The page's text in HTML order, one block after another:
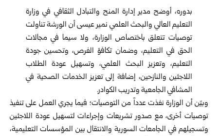
بدوره، أوضح مدير إدارة المنح والتبادل الثقافي في وزارة
التعليم العالي والبحث العلمي نمير عيسى أن الورشة تناولت
توصيات تتعلق باختصاص الوزارة، ولا سيما في مجالات
الحق في التعليم، وضمان تكافؤ الفرص، وتحسين جودة
التعليم، وتعزيز البحث العلمي، وتسهيل عودة الطلاب
اللاجئين والنازحين، إضافة إلى تعزيز الخدمات الصحية في
المشافي الجامعية وتدريب الكوادر.
وبيّن أن الوزارة نفذت عدداً من التوصيات؛ فيما يجري العمل على تنفيذ
توصيات أخرى، مع صدور تشريعات وإجراءات لتسهيل عودة اللاجئين
وتسجيلهم في الجامعات السورية والانتقال بين المؤسسات التعليمية،